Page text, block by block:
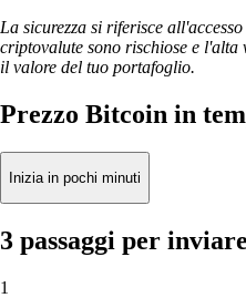
La sicurezza si riferisce
criptovalute sono rischiose e
il valore del tuo portafoglio.
Prezzo Bitcoin in
Inizia in pochi minuti
3 passaggi per
1